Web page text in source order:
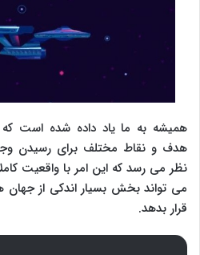
همیشه به ما یاد داده شده است
هدف و نقاط مختلف برای رسیدن
نظر می رسد که این امر با واقعیت
می تواند بخش بسیار اندکی از جهان
قرار بدهد.